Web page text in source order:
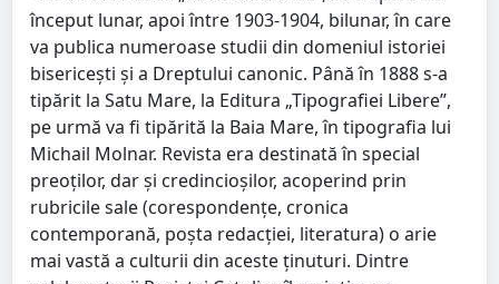
început lunar, apoi între 1903-1904, bilunar, în care
va publica numeroase studii din domeniul istoriei
bisericeşti şi a Dreptului canonic. Până în 1888 s-a
tipărit la Satu Mare, la Editura „Tipografiei Libere”,
pe urmă va fi tipărită la Baia Mare, în tipografia lui
Michail Molnar. Revista era destinată în special
preoţilor, dar şi credincioşilor, acoperind prin
rubricile sale (corespondenţe, cronica
contemporană, poşta redacţiei, literatura) o arie
mai vastă a culturii din aceste ţinuturi. Dintre